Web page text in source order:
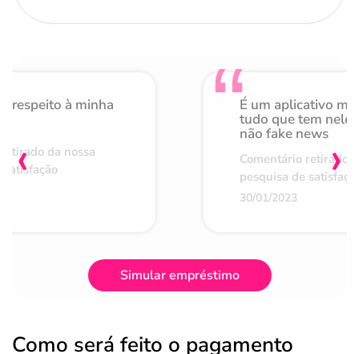
respeito à minha
da nossa
É um aplicativo
tudo que tem nele
não fake news
Comentário retirado
pesquisa de
30/01/2023
‹ ›
Simular empréstimo
Como será feito o pagamento